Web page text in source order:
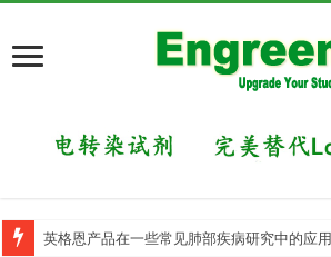
英格恩产品在一些常见肺部疾病研究中的应用